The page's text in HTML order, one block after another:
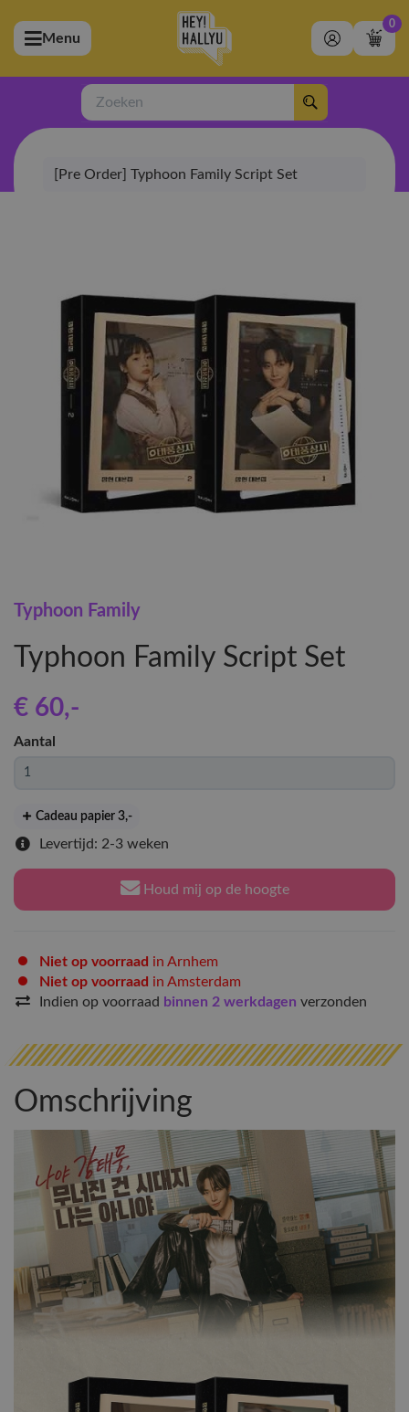
(Artiesten)
(Merchandise)
(Exclusive)
(Winkel)
Menu
0
Zoeken
[Pre Order] Typhoon Family Script Set
Typhoon Family
Typhoon Family Script Set
€ 60,-
Aantal
Cadeau papier 3,-
Levertijd: 2-3 weken
Houd mij op de hoogte
Niet op voorraad in Arnhem
Niet op voorraad in Amsterdam
Indien op voorraad binnen 2 werkdagen verzonden
Omschrijving